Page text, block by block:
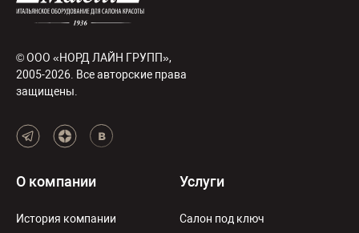
© ООО «НОРД ЛАЙН ГРУПП»,
2005-2026. Все авторские права
защищены.
О компании
История компании
Услуги
Салон под ключ